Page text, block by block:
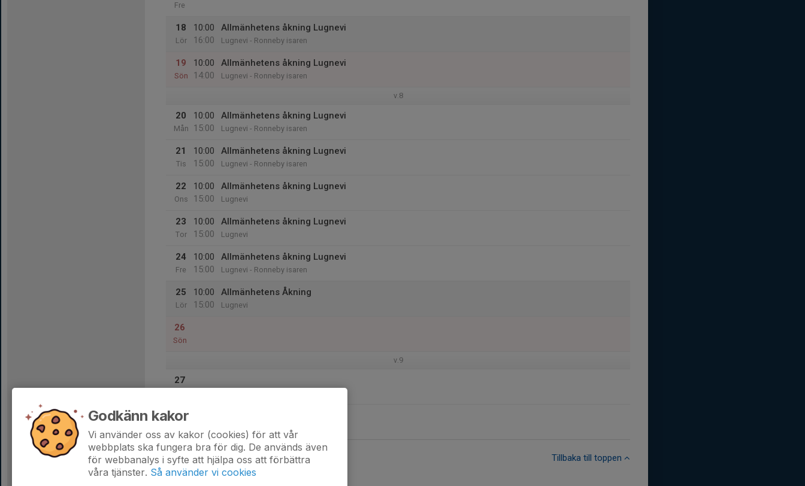
Fre
18
Lör
10:00
16:00
Allmänhetens åkning Lugnevi
Lugnevi - Ronneby isaren
19
Sön
10:00
14:00
Allmänhetens åkning Lugnevi
Lugnevi - Ronneby isaren
v.8
20
Mån
10:00
15:00
Allmänhetens åkning Lugnevi
Lugnevi - Ronneby isaren
21
Tis
10:00
15:00
Allmänhetens åkning Lugnevi
Lugnevi - Ronneby isaren
22
Ons
10:00
15:00
Allmänhetens åkning Lugnevi
Lugnevi
23
Tor
10:00
15:00
Allmänhetens åkning Lugnevi
Lugnevi
24
Fre
10:00
15:00
Allmänhetens åkning Lugnevi
Lugnevi - Ronneby isaren
25
Lör
10:00
15:00
Allmänhetens Åkning
Lugnevi
26
Sön
v.9
27
28
Tillbaka till toppen
Godkänn kakor
Vi använder oss av kakor (cookies) för att vår
webbplats ska fungera bra för dig. De används även
för webbanalys i syfte att hjälpa oss att förbättra
våra tjänster. Så använder vi cookies